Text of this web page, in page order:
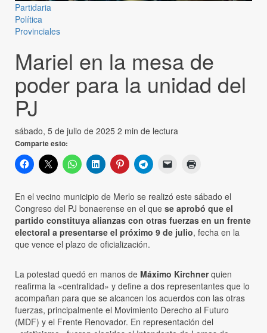
Partidaria
Política
Provinciales
Mariel en la mesa de
poder para la unidad del
PJ
sábado, 5 de julio de 2025 2 min de lectura
Comparte esto:
En el vecino municipio de Merlo se realizó este sábado el
Congreso del PJ bonaerense en el que se aprobó que el
partido constituya alianzas con otras fuerzas en un frente
electoral a presentarse el próximo 9 de julio, fecha en la
que vence el plazo de oficialización.
La potestad quedó en manos de Máximo Kirchnerquien
reafirma la «centralidad» y define a dos representantes que lo
acompañan para que se alcancen los acuerdos con las otras
fuerzas, principalmente el Movimiento Derecho al Futuro
(MDF) y el Frente Renovador. En representación del